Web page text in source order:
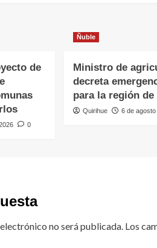
de
0
Ñuble
Ministro de
decreta
para la región de
Quirihue 6 de
no será publicada. Los